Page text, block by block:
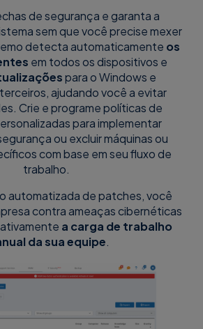
de segurança e garanta a
sem que você precise mexer
detecta automaticamente os
em todos os dispositivos e
para o Windows e
ajudando você a evitar
Crie e programe políticas de
para implementar
ou excluir máquinas ou
com base em seu fluxo de
trabalho.
automatizada de patches, você
contra ameaças cibernéticas
a carga de trabalho
da sua equipe.